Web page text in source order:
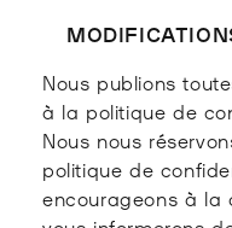
Nous publions
à la politique de
Nous nous
politique de
encourageons à la